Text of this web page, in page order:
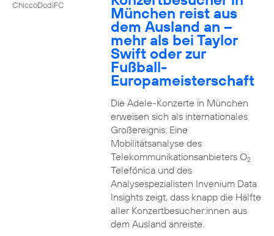
ChiccoDodiFC
München reist aus
dem Ausland an –
mehr als bei Taylor
Swift oder zur
Fußball-
Europameisterschaft
Die Adele-Konzerte in München
erweisen sich als internationales
Großereignis: Eine
Mobilitätsanalyse des
Telekommunikationsanbieters O2
Telefónica und des
Analysespezialisten Invenium Data
Insights zeigt, dass knapp die Hälfte
aller Konzertbesucher:innen aus
dem Ausland anreiste.